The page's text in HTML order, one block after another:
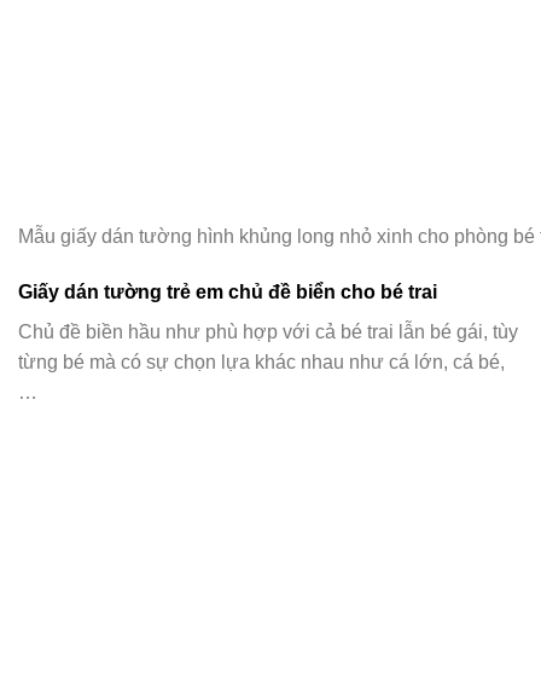
Mẫu giấy dán tường hình khủng long nhỏ xinh cho phòng bé
Giấy dán tường trẻ em chủ đề biển cho bé trai
Chủ đề biền hầu như phù hợp với cả bé trai lẫn bé gái, tùy
từng bé mà có sự chọn lựa khác nhau như cá lớn, cá bé,
…